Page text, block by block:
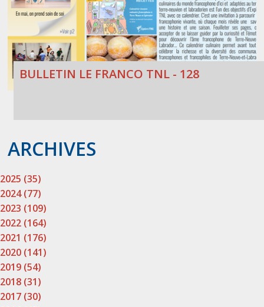
BULLETIN LE FRANCO TNL - 128
ARCHIVES
2025 (35)
2024 (77)
2023 (109)
2022 (164)
2021 (176)
2020 (141)
2019 (54)
2018 (31)
2017 (30)